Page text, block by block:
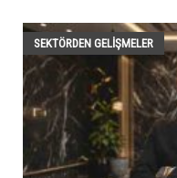
SEKTÖRDEN GELIŞMELER